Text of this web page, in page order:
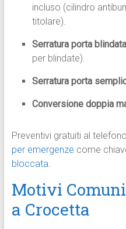
incluso (cilindro
titolare).
Serratura porta
per blindate).
Serratura porta
Conversione doppia
Preventivi gratuiti al telefono
per emergenze come
bloccata.
Motivi
a Crocetta